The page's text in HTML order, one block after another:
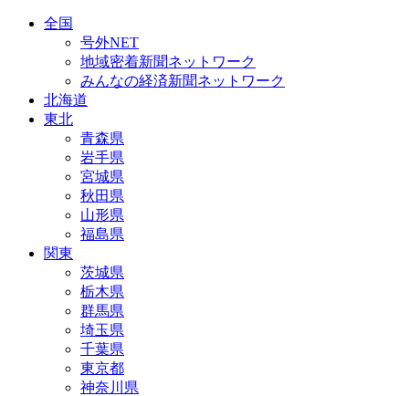
全国
号外NET
地域密着新聞ネットワーク
みんなの経済新聞ネットワーク
北海道
東北
青森県
岩手県
宮城県
秋田県
山形県
福島県
関東
茨城県
栃木県
群馬県
埼玉県
千葉県
東京都
神奈川県